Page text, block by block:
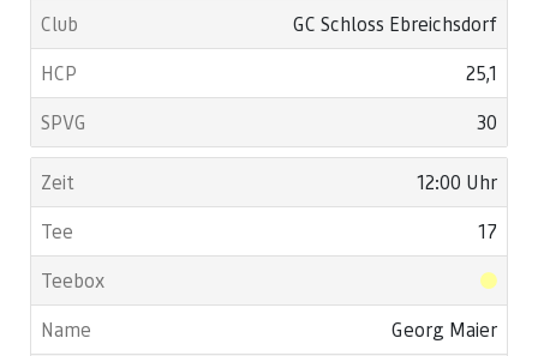
GC Schloss Ebreichsdorf
25,1
30
12:00 Uhr
17
Georg Maier